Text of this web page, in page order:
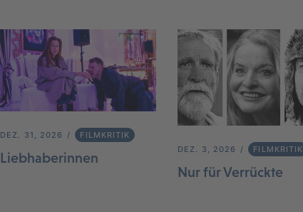
DEZ. 31, 2026 FILMKRITIK
Liebhaberinnen
DEZ. 3, 2026 FILMKRITIK
Nur für Verrückte